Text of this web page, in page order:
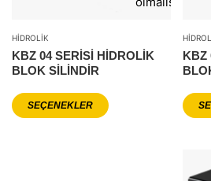
HIDROLIK
KBZ 04 SERİSİ HİDROLİK
BLOK SİLİNDİR
SEÇENEKLER
KBZ